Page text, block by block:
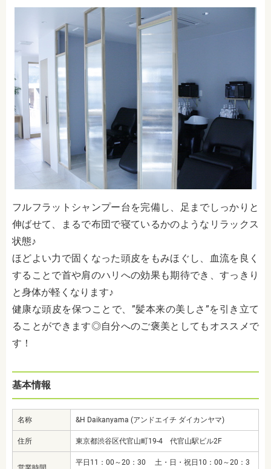
フルフラットシャンプー台を完備し、足までしっかりと
伸ばせて、まるで布団で寝ているかのようなリラックス
状態♪
ほどよい力で固くなった頭皮をもみほぐし、血流を良く
することで首や肩のハリへの効果も期待でき、すっきり
と身体が軽くなります♪
健康な頭皮を保つことで、”髪本来の美しさ”を引き立て
ることができます◎自分へのご褒美としてもオススメで
す！
基本情報
名称 &H Daikanyama (アンドエイチ ダイカンヤマ)
住所 東京都渋谷区代官山町19-4 代官山駅ビル2F
平日11：00～20：30 土・日・祝日10：00～20：3